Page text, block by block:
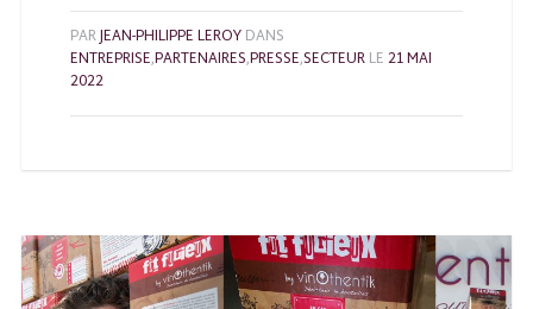
PARJEAN-PHILIPPE LEROYDANS
ENTREPRISE,PARTENAIRES,PRESSE,SECTEURLE21 MAI
2022